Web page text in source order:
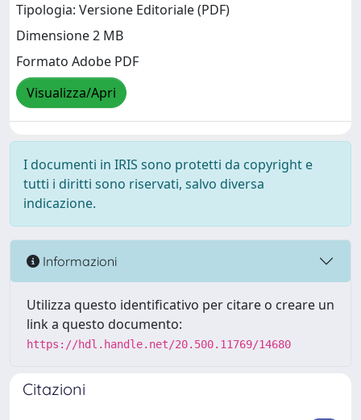
Tipologia: Versione Editoriale (PDF)
Dimensione 2 MB
Formato Adobe PDF
Visualizza/Apri
I documenti in IRIS sono protetti da copyright e
tutti i diritti sono riservati, salvo diversa
indicazione.
Informazioni
Utilizza questo identificativo per citare o creare un
link a questo documento:
https://hdl.handle.net/20.500.11769/14680
Citazioni